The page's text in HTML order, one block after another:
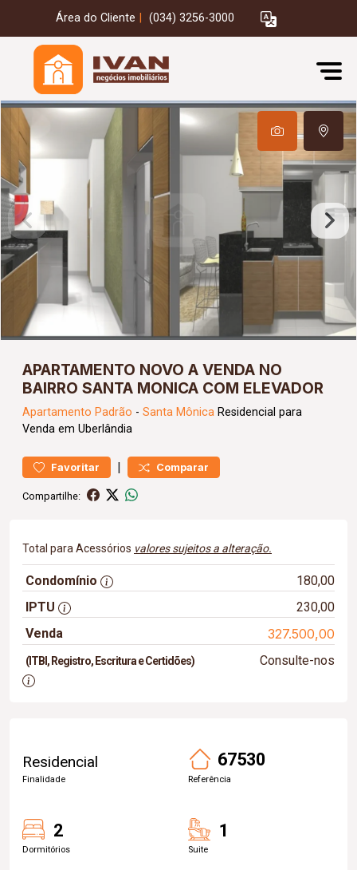
Área do Cliente (034) 3256-3000
APARTAMENTO NOVO A VENDA NO
BAIRRO SANTA MONICA COM ELEVADOR
Apartamento Padrão - Santa Mônica Residencial para
Venda em Uberlândia
Favoritar | Comparar
Compartilhe:
Total para Acessórios valores sujeitos a alteração.
Condomínio
180,00
IPTU
230,00
Venda
327.500,00
(ITBI, Registro, Escritura e Certidões) Consulte-nos
Residencial
Finalidade
67530
Referência
2
Dormitórios
1
Suite